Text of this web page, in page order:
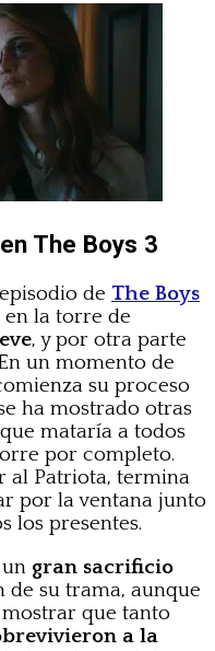
The Boys 3
de The Boys
en la torre de
, y por otra parte
un momento de
su proceso
ha mostrado otras
mataría a todos
por completo.
al Patriota, termina
por la ventana junto
los presentes.
gran sacrificio
de su trama, aunque
que tanto
a la